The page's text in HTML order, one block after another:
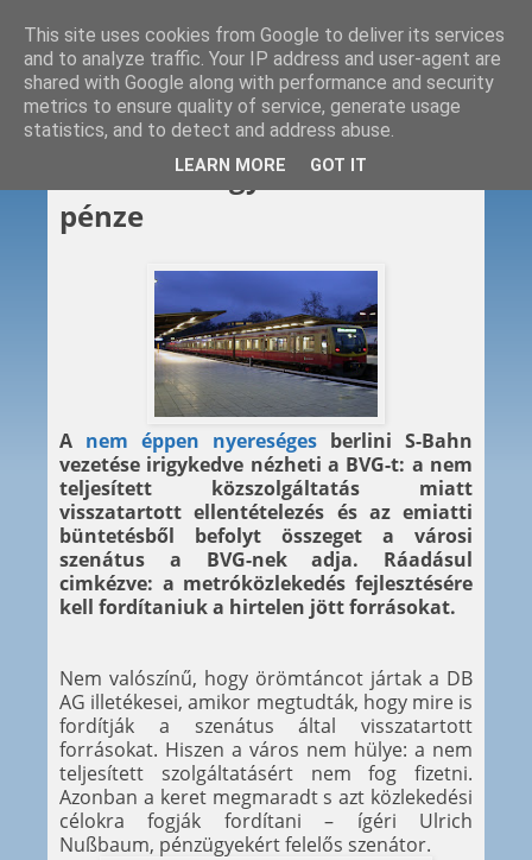
2011. 09. 05.
Metróra megy az S-Bahn
pénze
A nem éppen nyereséges berlini S-Bahn
vezetése irigykedve nézheti a BVG-t: a nem
teljesített közszolgáltatás miatt
visszatartott ellentételezés és az emiatti
büntetésből befolyt összeget a városi
szenátus a BVG-nek adja. Ráadásul
cimkézve: a metróközlekedés fejlesztésére
kell fordítaniuk a hirtelen jött forrásokat.
Nem valószínű, hogy örömtáncot jártak a DB
AG illetékesei, amikor megtudták, hogy mire is
fordítják a szenátus által visszatartott
forrásokat. Hiszen a város nem hülye: a nem
teljesített szolgáltatásért nem fog fizetni.
Azonban a keret megmaradt s azt közlekedési
célokra fogják fordítani – ígéri Ulrich
Nußbaum, pénzügyekért felelős szenátor.
This site uses cookies from Google to deliver its services
and to analyze traffic. Your IP address and user-agent are
shared with Google along with performance and security
metrics to ensure quality of service, generate usage
statistics, and to detect and address abuse.
LEARN MORE GOT IT